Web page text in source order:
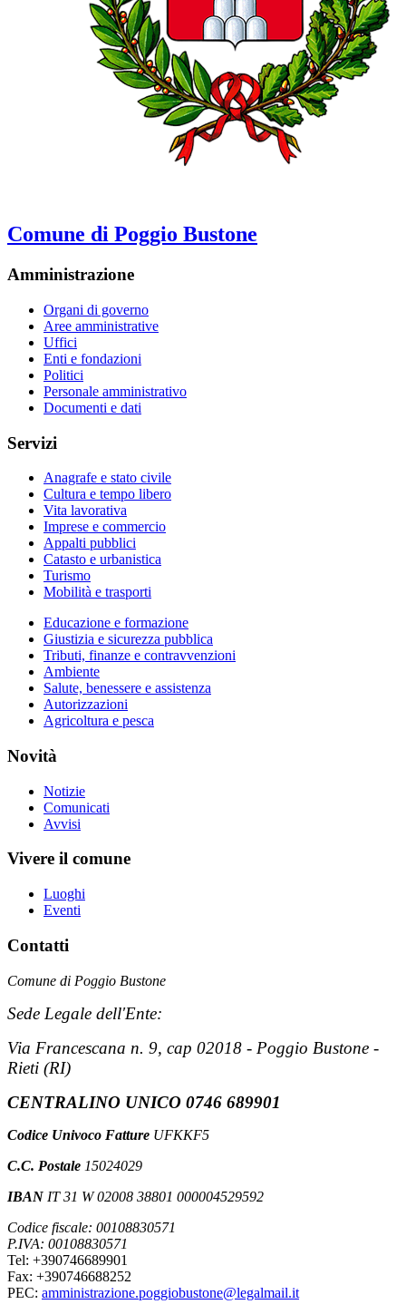
Comune di Poggio Bustone
Amministrazione
Organi di governo
Aree amministrative
Uffici
Enti e fondazioni
Politici
Personale amministrativo
Documenti e dati
Servizi
Anagrafe e stato civile
Cultura e tempo libero
Vita lavorativa
Imprese e commercio
Appalti pubblici
Catasto e urbanistica
Turismo
Mobilità e trasporti
Educazione e formazione
Giustizia e sicurezza pubblica
Tributi, finanze e contravvenzioni
Ambiente
Salute, benessere e assistenza
Autorizzazioni
Agricoltura e pesca
Novità
Notizie
Comunicati
Avvisi
Vivere il comune
Luoghi
Eventi
Contatti
Comune di Poggio Bustone
Sede Legale dell'Ente:
Via Francescana n. 9, cap 02018 - Poggio Bustone -
Rieti (RI)
CENTRALINO UNICO 0746 689901
Codice Univoco Fatture UFKKF5
C.C. Postale 15024029
IBAN IT 31 W 02008 38801 000004529592
Codice fiscale: 00108830571
P.IVA: 00108830571
Tel: +390746689901
Fax: +390746688252
PEC: amministrazione.poggiobustone@legalmail.it